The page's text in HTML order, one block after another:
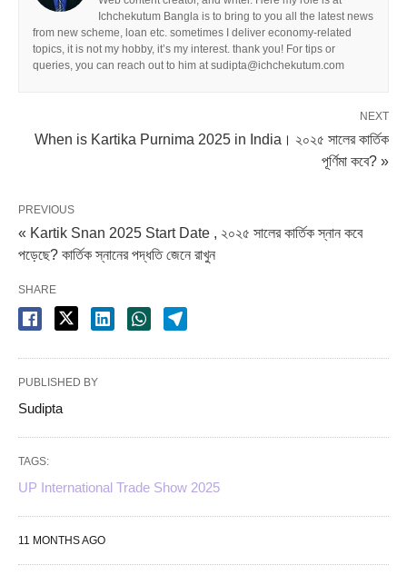
Ichchekutum Bangla is to bring to you all the latest news
from new scheme, loan etc. sometimes I deliver economy-related
topics, it is not my hobby, it’s my interest. thank you! For tips or
queries, you can reach out to him at sudipta@ichchekutum.com
NEXT
When is Kartika Purnima 2025 in India। ২০২৫ সালের কার্তিক
পূর্ণিমা কবে? »
PREVIOUS
« Kartik Snan 2025 Start Date , ২০২৫ সালের কার্তিক স্নান কবে
পড়েছে? কার্তিক স্নানের পদ্ধতি জেনে রাখুন
SHARE
PUBLISHED BY
Sudipta
TAGS:
UP International Trade Show 2025
11 MONTHS AGO